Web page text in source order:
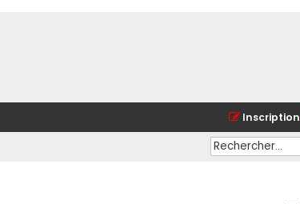
Inscription